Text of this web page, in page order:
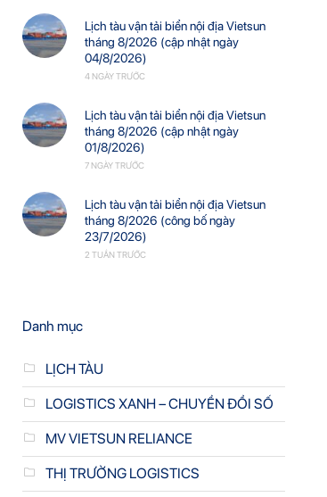
Lịch tàu vận tải biển nội địa Vietsun
tháng 8/2026 (cập nhật ngày
04/8/2026)
4 NGÀY TRƯỚC
Lịch tàu vận tải biển nội địa Vietsun
tháng 8/2026 (cập nhật ngày
01/8/2026)
7 NGÀY TRƯỚC
Lịch tàu vận tải biển nội địa Vietsun
tháng 8/2026 (công bố ngày
23/7/2026)
2 TUẦN TRƯỚC
Danh mục
LỊCH TÀU
LOGISTICS XANH – CHUYỂN ĐỔI SỐ
MV VIETSUN RELIANCE
THỊ TRƯỜNG LOGISTICS